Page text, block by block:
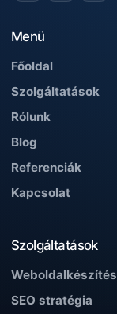
Menü
Főoldal
Szolgáltatások
Rólunk
Blog
Referenciák
Kapcsolat
Szolgáltatások
Weboldalkészítés
SEO stratégia